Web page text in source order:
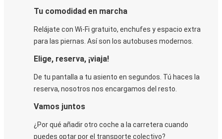
Tu comodidad en marcha
Relájate con Wi-Fi gratuito, enchufes y espacio extra
para las piernas. Así son los autobuses modernos.
Elige, reserva, ¡viaja!
De tu pantalla a tu asiento en segundos. Tú haces la
reserva, nosotros nos encargamos del resto.
Vamos juntos
¿Por qué añadir otro coche a la carretera cuando
puedes optar por el transporte colectivo?